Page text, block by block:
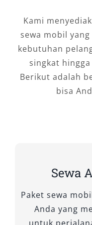
1. New
(Premium
Varian ini
mereka yang
bakar dan
bensin dan motor
performa halus
Warna premium
metalik
untuk perjalanan
tamu
premium, dan
memastikan
Kami
sewa mobil
kebutuhan
singkat
Berikut adalah
bisa
Sewa
Paket sewa
Anda yang